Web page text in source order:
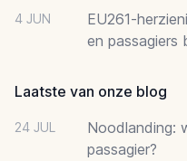
4 JUN
EU261-
en passagiers
Laatste van onze blog
24 JUL
Noodlanding:
passagier?